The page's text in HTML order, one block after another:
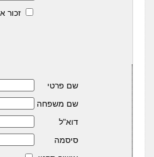
זכור
שם פרטי
שם משפחה
דוא"ל
סיסמה